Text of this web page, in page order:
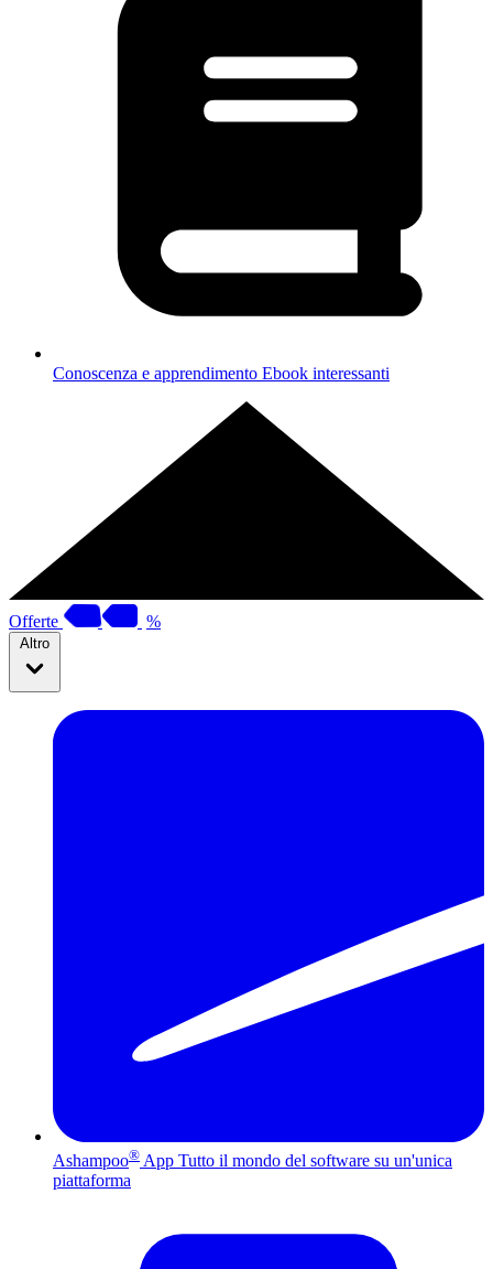
Conoscenza e apprendimento Ebook interessanti
Offerte %
Altro
Ashampoo® App Tutto il mondo del software su un'unica
piattaforma